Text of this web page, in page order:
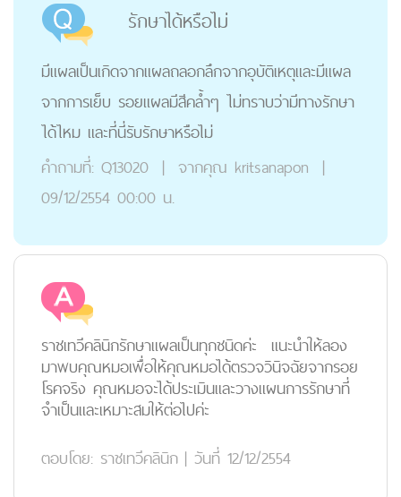
รักษาได้หรือไม่
มีแผลเป็นเกิดจากแผลถลอกลึกจากอุบัติเหตุและมีแผล
จากการเย็บ รอยแผลมีสีคล้ำๆ ไม่ทราบว่ามีทางรักษา
ได้ไหม และที่นี่รับรักษาหรือไม่
คำถามที่: Q13020 | จากคุณ kritsanapon |
09/12/2554 00:00 น.
ราชเทวีคลินิกรักษาแผลเป็นทุกชนิดค่ะ แนะนำให้ลอง
มาพบคุณหมอเพื่อให้คุณหมอได้ตรวจวินิจฉัยจากรอย
โรคจริง คุณหมอจะได้ประเมินและวางแผนการรักษาที่
จำเป็นและเหมาะสมให้ต่อไปค่ะ
ตอบโดย: ราชเทวีคลินิก | วันที่ 12/12/2554